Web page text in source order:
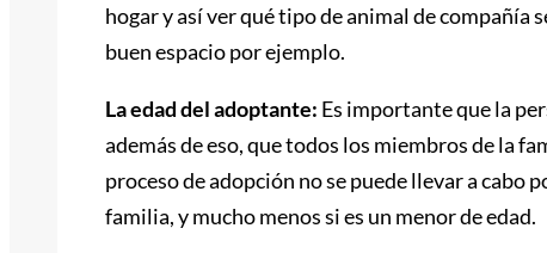
hogar y así ver qué tipo de animal de compañía
buen espacio por ejemplo.
La edad del adoptante: Es importante que la
además de eso, que todos los miembros de la
proceso de adopción no se puede llevar a cabo
familia, y mucho menos si es un menor de edad.